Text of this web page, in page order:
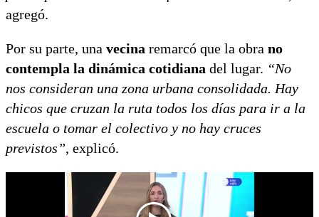
agregó.
Por su parte, una vecina remarcó que la obra no
contempla la dinámica cotidiana del lugar. “No
nos consideran una zona urbana consolidada. Hay
chicos que cruzan la ruta todos los días para ir a la
escuela o tomar el colectivo y no hay cruces
previstos”, explicó.